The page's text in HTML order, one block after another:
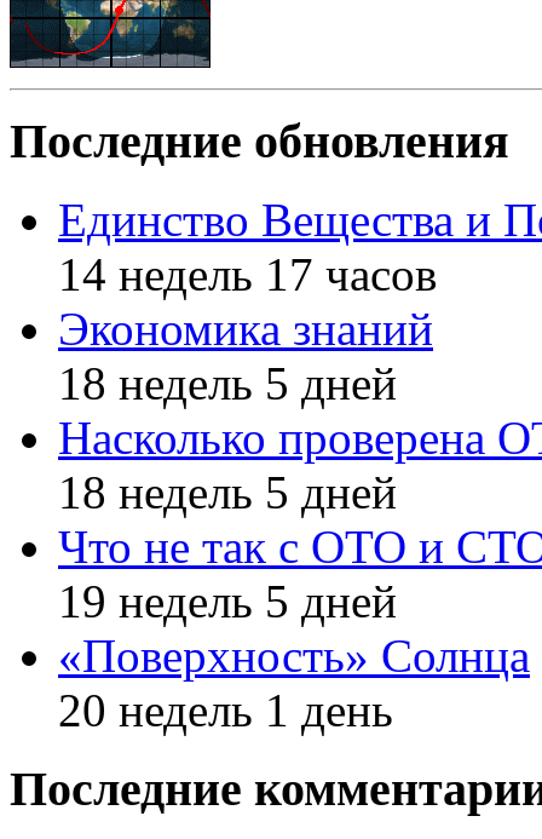
Последние обновления
Единство Вещества и
14 недель 17 часов
Экономика знаний
18 недель 5 дней
Насколько проверена
18 недель 5 дней
Что не так с ОТО и
19 недель 5 дней
«Поверхность» Солнца
20 недель 1 день
Последние